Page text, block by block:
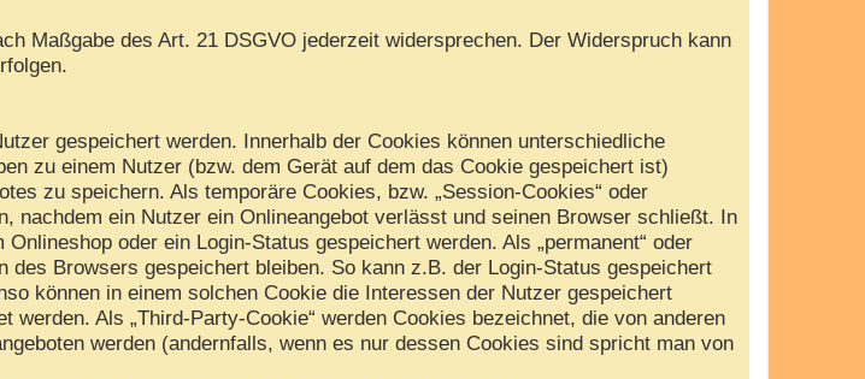
Maßgabe des Art. 21 DSGVO jederzeit widersprechen. Der Widerspruch kann
gespeichert werden. Innerhalb der Cookies können unterschiedliche
zu einem Nutzer (bzw. dem Gerät auf dem das Cookie gespeichert ist)
zu speichern. Als temporäre Cookies, bzw. „Session-Cookies“ oder
nachdem ein Nutzer ein Onlineangebot verlässt und seinen Browser schließt. In
oder ein Login-Status gespeichert werden. Als „permanent“ oder
Browsers gespeichert bleiben. So kann z.B. der Login-Status gespeichert
können in einem solchen Cookie die Interessen der Nutzer gespeichert
Als „Third-Party-Cookie“ werden Cookies bezeichnet, die von anderen
werden (andernfalls, wenn es nur dessen Cookies sind spricht man von